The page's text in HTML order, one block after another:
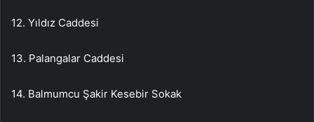
12. Yıldız Caddesi
13. Palangalar Caddesi
14. Balmumcu Şakir Kesebir Sokak